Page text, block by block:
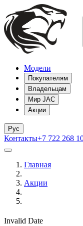
Модели
Покупателям
Владельцам
Мир JAC
Акции
Рус
Контакты+7 722 268
Главная
Акции
Invalid Date